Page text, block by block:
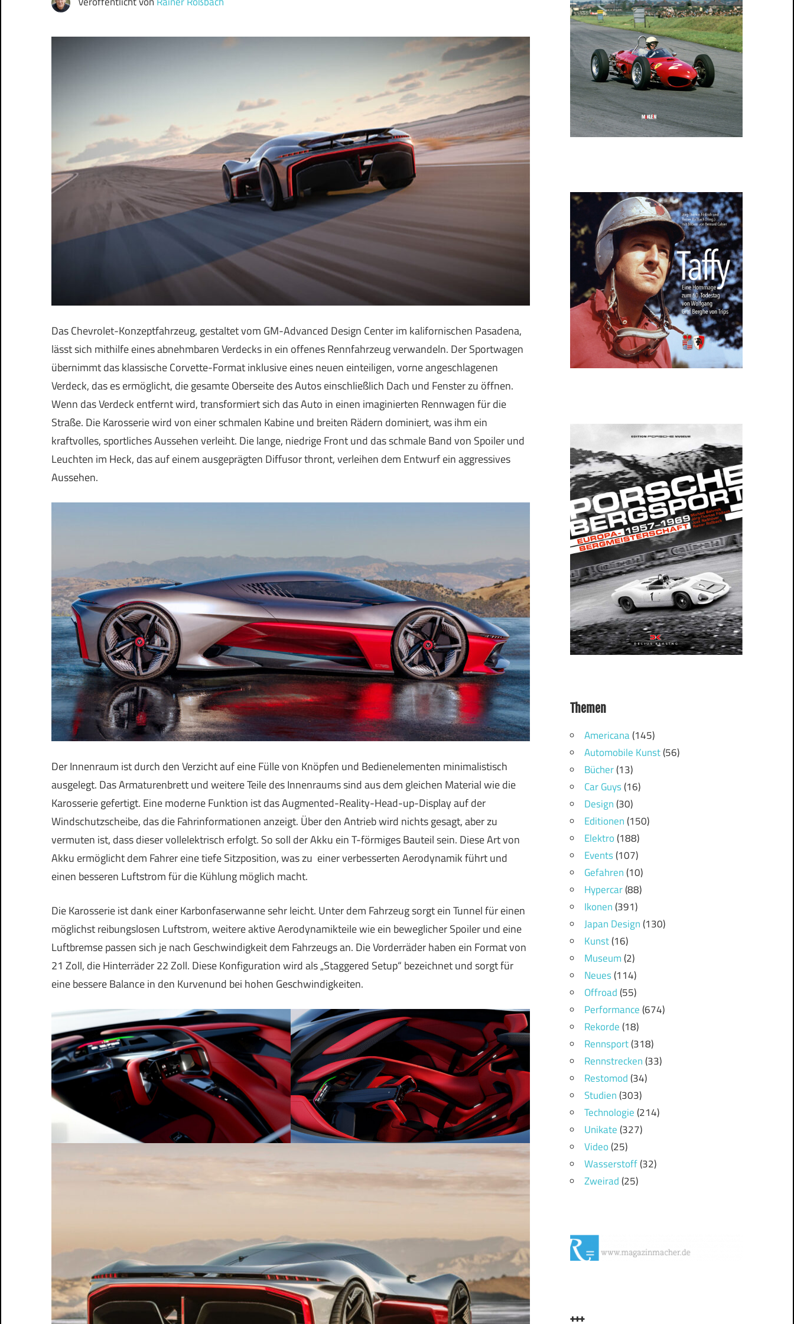
Das Chevrolet-Konzeptfahrzeug, gestaltet vom GM-Advanced Design Center im kalifornischen Pasadena,
lässt sich mithilfe eines abnehmbaren Verdecks in ein offenes Rennfahrzeug verwandeln. Der Sportwagen
übernimmt das klassische Corvette-Format inklusive eines neuen einteiligen, vorne angeschlagenen
Verdeck, das es ermöglicht, die gesamte Oberseite des Autos einschließlich Dach und Fenster zu öffnen.
Wenn das Verdeck entfernt wird, transformiert sich das Auto in einen imaginierten Rennwagen für die
Straße. Die Karosserie wird von einer schmalen Kabine und breiten Rädern dominiert, was ihm ein
kraftvolles, sportliches Aussehen verleiht. Die lange, niedrige Front und das schmale Band von Spoiler und
Leuchten im Heck, das auf einem ausgeprägten Diffusor thront, verleihen dem Entwurf ein aggressives
Aussehen.
Der Innenraum ist durch den Verzicht auf eine Fülle von Knöpfen und Bedienelementen minimalistisch
ausgelegt. Das Armaturenbrett und weitere Teile des Innenraums sind aus dem gleichen Material wie die
Karosserie gefertigt. Eine moderne Funktion ist das Augmented-Reality-Head-up-Display auf der
Windschutzscheibe, das die Fahrinformationen anzeigt. Über den Antrieb wird nichts gesagt, aber zu
vermuten ist, dass dieser vollelektrisch erfolgt. So soll der Akku ein T-förmiges Bauteil sein. Diese Art von
Akku ermöglicht dem Fahrer eine tiefe Sitzposition, was zu einer verbesserten Aerodynamik führt und
einen besseren Luftstrom für die Kühlung möglich macht.
Die Karosserie ist dank einer Karbonfaserwanne sehr leicht. Unter dem Fahrzeug sorgt ein Tunnel für einen
möglichst reibungslosen Luftstrom, weitere aktive Aerodynamikteile wie ein beweglicher Spoiler und eine
Luftbremse passen sich je nach Geschwindigkeit dem Fahrzeugs an. Die Vorderräder haben ein Format von
21 Zoll, die Hinterräder 22 Zoll. Diese Konfiguration wird als „Staggered Setup“ bezeichnet und sorgt für
eine bessere Balance in den Kurvenund bei hohen Geschwindigkeiten.
Themen
Americana(145)
Automobile Kunst(56)
Bücher(13)
Car Guys(16)
Design(30)
Editionen(150)
Elektro(188)
Events(107)
Gefahren(10)
Hypercar(88)
Ikonen(391)
Japan Design(130)
Kunst(16)
Museum(2)
Neues(114)
Offroad(55)
Performance(674)
Rekorde(18)
Rennsport(318)
Rennstrecken(33)
Restomod(34)
Studien(303)
Technologie(214)
Unikate(327)
Video(25)
Wasserstoff(32)
Zweirad(25)
+++